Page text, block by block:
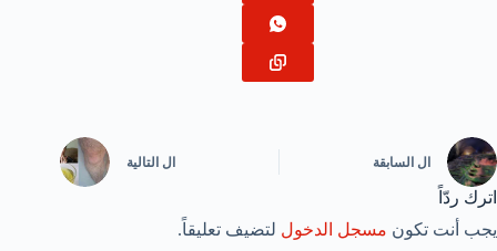
ال السابقة ال التالية
اترك ردّاً
يجب أنت تكون مسجل الدخول لتضيف تعليقاً.